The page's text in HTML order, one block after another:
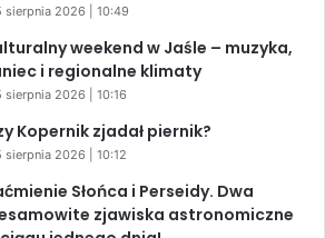
sierpnia 2026 | 10:49
weekend w Jaśle – muzyka,
i regionalne klimaty
sierpnia 2026 | 10:16
Kopernik zjadał piernik?
sierpnia 2026 | 10:12
Słońca i Perseidy. Dwa
zjawiska astronomiczne